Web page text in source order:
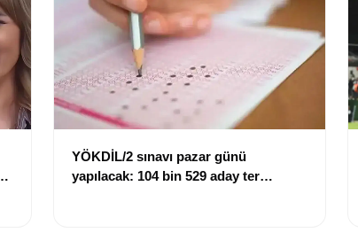
YÖKDİL/2 sınavı pazar günü
yapılacak: 104 bin 529 aday ter